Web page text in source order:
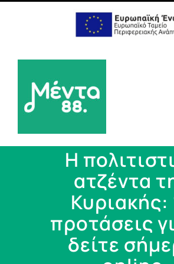
Η
ατζέντα
Κυριακής:
προτάσεις
δείτε